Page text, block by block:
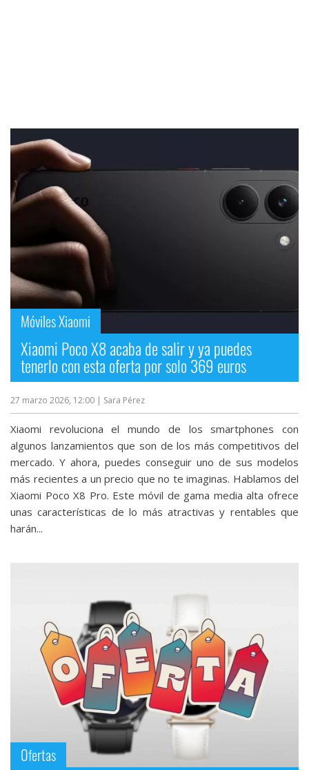
Móviles Xiaomi
Xiaomi Poco X8 acaba de salir y ya puedes
tenerlo con esta oferta por solo 369 euros
27 marzo 2026, 12:00 | Sara Pérez
Xiaomi revoluciona el mundo de los smartphones con
algunos lanzamientos que son de los más competitivos del
mercado. Y ahora, puedes conseguir uno de sus modelos
más recientes a un precio que no te imaginas. Hablamos del
Xiaomi Poco X8 Pro. Este móvil de gama media alta ofrece
unas características de lo más atractivas y rentables que
harán...
Ofertas